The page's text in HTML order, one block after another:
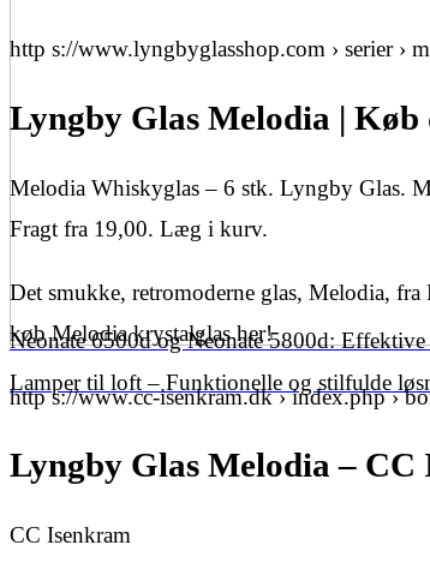
Neonate 6500d og Neonate 5800d:
Lamper til loft – Funktionelle og stilfulde
http s://www.lyngbyglasshop.com › serier ›
Lyngby Glas Melodia | Køb
Melodia Whiskyglas – 6 stk. Lyngby Glas.
Fragt fra 19,00. Læg i kurv.
Det smukke, retromoderne glas, Melodia, fra
køb Melodia krystalglas her!
http s://www.cc-isenkram.dk › index.php ›
Lyngby Glas Melodia – CC
CC Isenkram